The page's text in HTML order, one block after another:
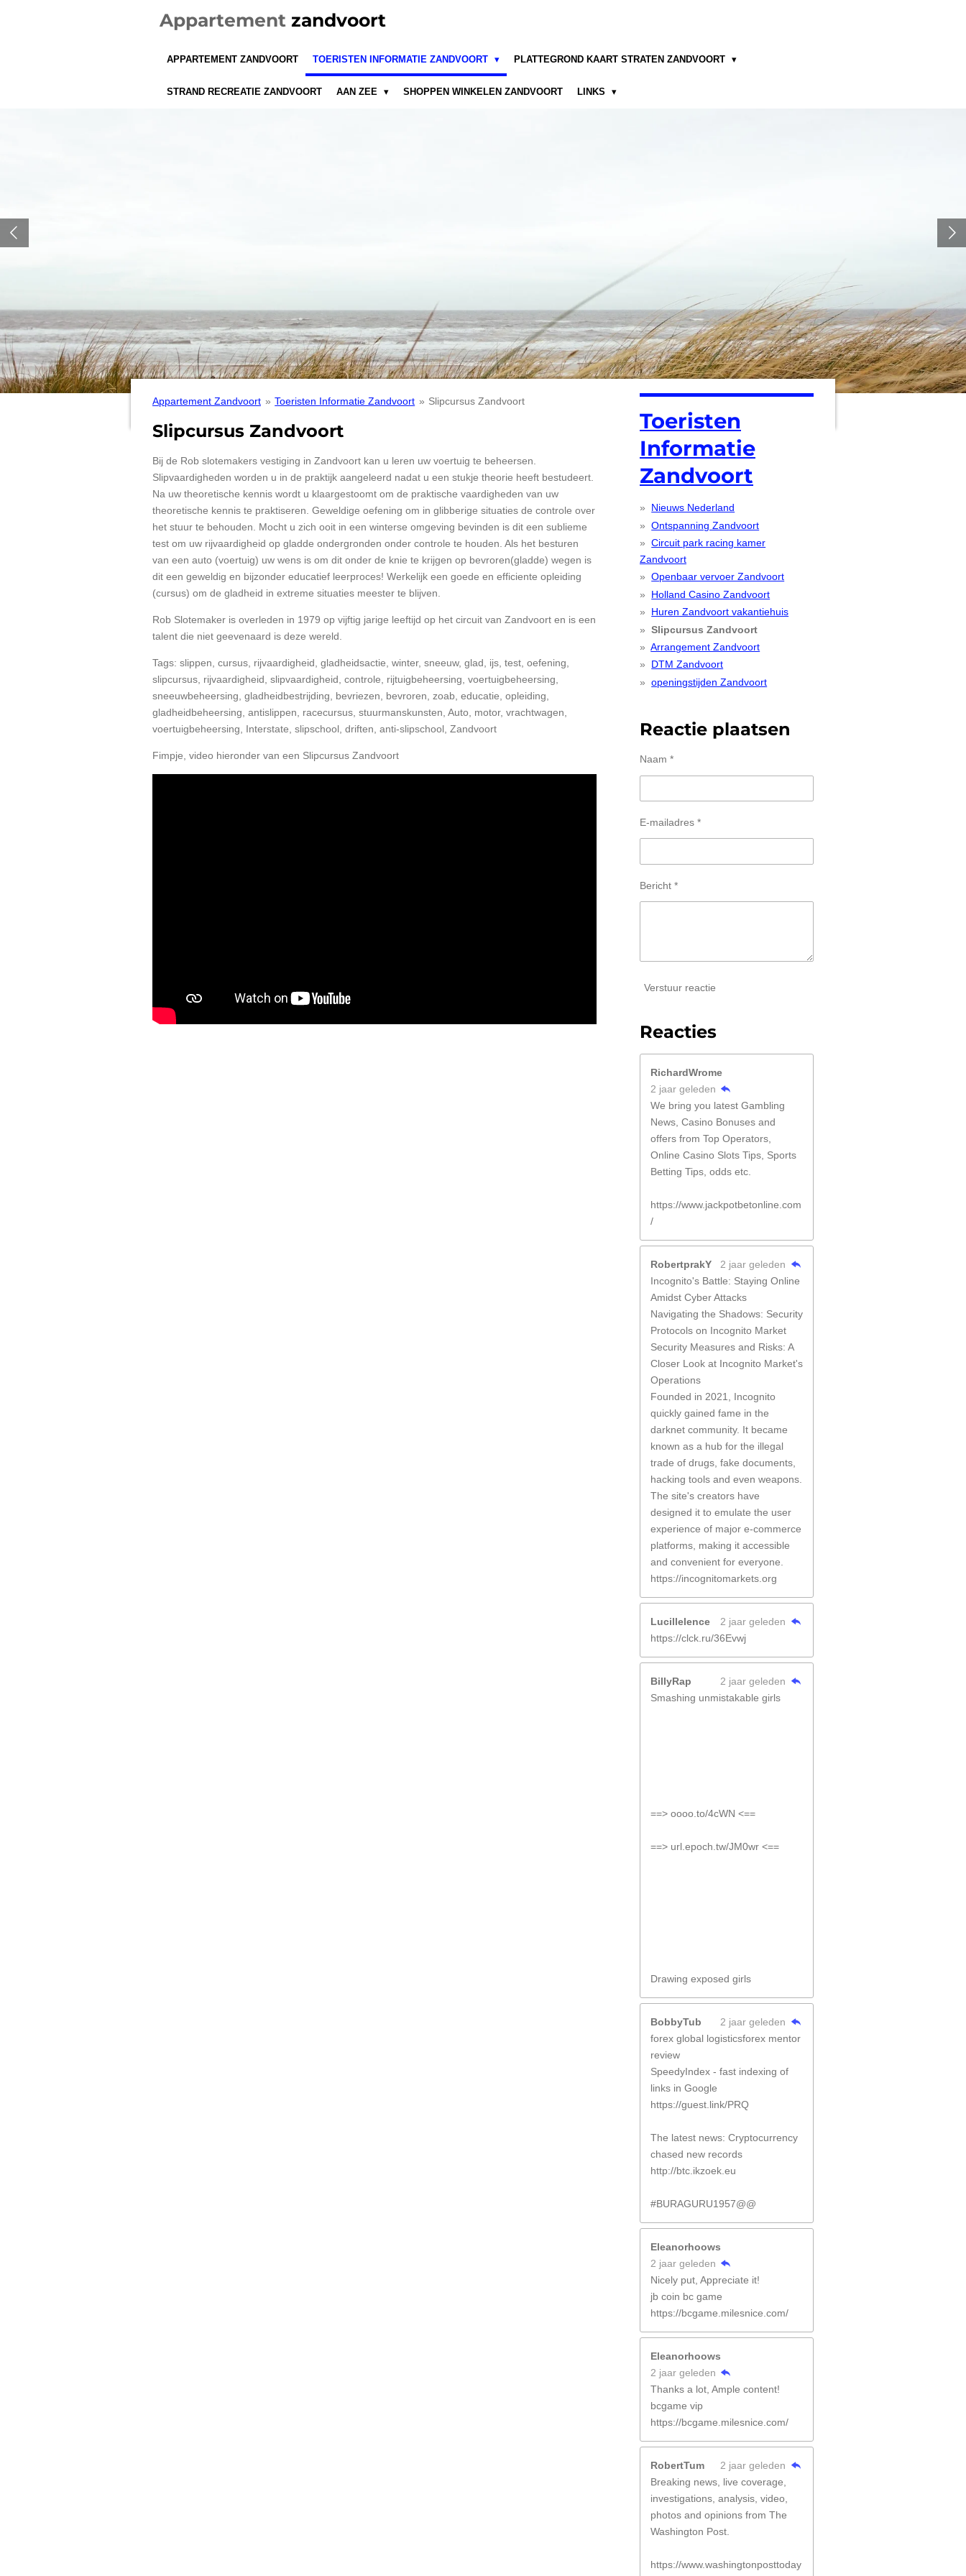
Appartement zandvoort
APPARTEMENT ZANDVOORT TOERISTEN INFORMATIE ZANDVOORT PLATTEGROND KAART STRATEN ZANDVOORT
STRAND RECREATIE ZANDVOORT AAN ZEE SHOPPEN WINKELEN ZANDVOORT LINKS
Appartement Zandvoort » Toeristen Informatie Zandvoort » Slipcursus Zandvoort
Slipcursus Zandvoort
Bij de Rob slotemakers vestiging in Zandvoort kan u leren uw voertuig te beheersen.
Slipvaardigheden worden u in de praktijk aangeleerd nadat u een stukje theorie heeft bestudeert.
Na uw theoretische kennis wordt u klaargestoomt om de praktische vaardigheden van uw
theoretische kennis te praktiseren. Geweldige oefening om in glibberige situaties de controle over
het stuur te behouden. Mocht u zich ooit in een winterse omgeving bevinden is dit een sublieme
test om uw rijvaardigheid op gladde ondergronden onder controle te houden. Als het besturen
van een auto (voertuig) uw wens is om dit onder de knie te krijgen op bevroren(gladde) wegen is
dit een geweldig en bijzonder educatief leerproces! Werkelijk een goede en efficiente opleiding
(cursus) om de gladheid in extreme situaties meester te blijven.
Rob Slotemaker is overleden in 1979 op vijftig jarige leeftijd op het circuit van Zandvoort en is een
talent die niet geevenaard is deze wereld.
Tags: slippen, cursus, rijvaardigheid, gladheidsactie, winter, sneeuw, glad, ijs, test, oefening,
slipcursus, rijvaardigheid, slipvaardigheid, controle, rijtuigbeheersing, voertuigbeheersing,
sneeuwbeheersing, gladheidbestrijding, bevriezen, bevroren, zoab, educatie, opleiding,
gladheidbeheersing, antislippen, racecursus, stuurmanskunsten, Auto, motor, vrachtwagen,
voertuigbeheersing, Interstate, slipschool, driften, anti-slipschool, Zandvoort
Fimpje, video hieronder van een Slipcursus Zandvoort
Toeristen
Informatie
Zandvoort
Nieuws Nederland
Ontspanning Zandvoort
Circuit park racing kamer
Zandvoort
Openbaar vervoer Zandvoort
Holland Casino Zandvoort
Huren Zandvoort vakantiehuis
Slipcursus Zandvoort
Arrangement Zandvoort
DTM Zandvoort
openingstijden Zandvoort
Reactie plaatsen
Naam *
E-mailadres *
Bericht *
Verstuur reactie
Reacties
RichardWrome
2 jaar geleden
We bring you latest Gambling
News, Casino Bonuses and
offers from Top Operators,
Online Casino Slots Tips, Sports
Betting Tips, odds etc.
https://www.jackpotbetonline.com
/
RobertprakY
2 jaar geleden
Incognito's Battle: Staying Online
Amidst Cyber Attacks
Navigating the Shadows: Security
Protocols on Incognito Market
Security Measures and Risks: A
Closer Look at Incognito Market's
Operations
Founded in 2021, Incognito
quickly gained fame in the
darknet community. It became
known as a hub for the illegal
trade of drugs, fake documents,
hacking tools and even weapons.
The site's creators have
designed it to emulate the user
experience of major e-commerce
platforms, making it accessible
and convenient for everyone.
https://incognitomarkets.org
Lucillelence
2 jaar geleden
https://clck.ru/36Evwj
BillyRap
2 jaar geleden
Smashing unmistakable girls
==> oooo.to/4cWN <==
==> url.epoch.tw/JM0wr <==
Drawing exposed girls
BobbyTub
2 jaar geleden
forex global logisticsforex mentor
review
SpeedyIndex - fast indexing of
links in Google
https://guest.link/PRQ
The latest news: Cryptocurrency
chased new records
http://btc.ikzoek.eu
#BURAGURU1957@@
Eleanorhoows
2 jaar geleden
Nicely put, Appreciate it!
jb coin bc game
https://bcgame.milesnice.com/
Eleanorhoows
2 jaar geleden
Thanks a lot, Ample content!
bcgame vip
https://bcgame.milesnice.com/
RobertTum
2 jaar geleden
Breaking news, live coverage,
investigations, analysis, video,
photos and opinions from The
Washington Post.
https://www.washingtonposttoday